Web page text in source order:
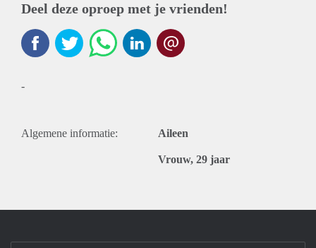
Deel deze oproep met je vrienden!
-
Algemene informatie: Aileen
Vrouw, 29 jaar